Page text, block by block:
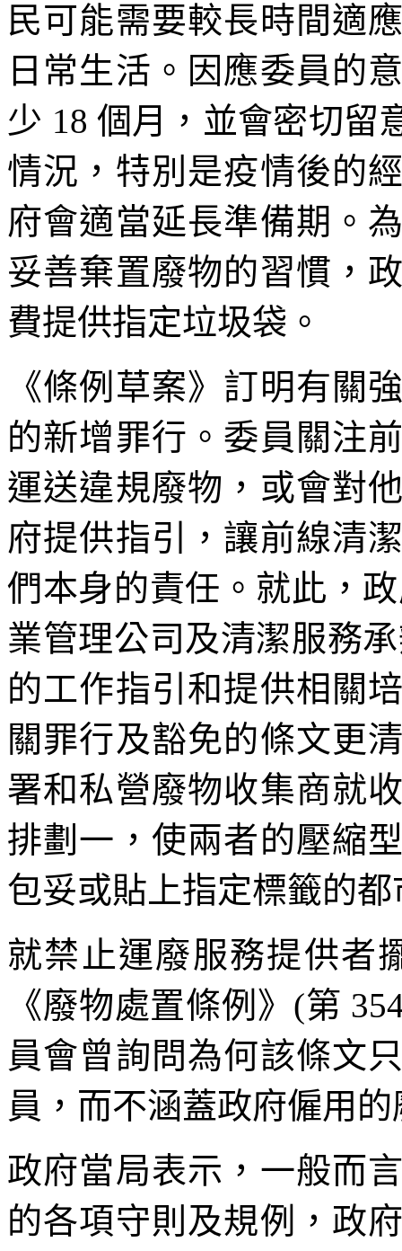
民可能需要較長時間適
日常生活。因應委員的
少 18 個月，並會密切留
情況，特別是疫情後的
府會適當延長準備期。
妥善棄置廢物的習慣，
費提供指定垃圾袋。
《條例草案》訂明有關
的新增罪行。委員關注
運送違規廢物，或會對
府提供指引，讓前線清
們本身的責任。就此，
業管理公司及清潔服務
的工作指引和提供相關
關罪行及豁免的條文更
署和私營廢物收集商就
排劃一，使兩者的壓縮
包妥或貼上指定標籤的
就禁止運廢服務提供者
《廢物處置條例》(第
員會曾詢問為何該條文
員，而不涵蓋政府僱用
政府當局表示，一般而
的各項守則及規例，政